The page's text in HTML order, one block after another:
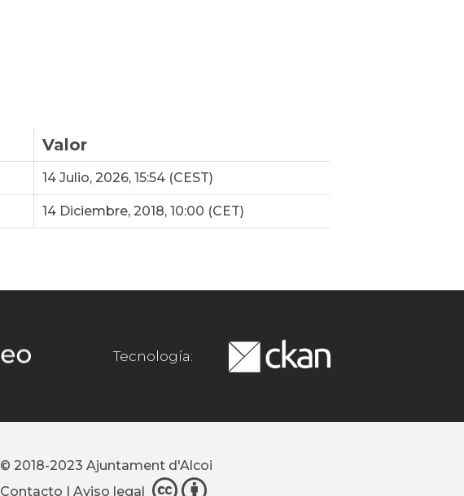
Valor
14 Julio, 2026, 15:54 (CEST)
14 Diciembre, 2018, 10:00 (CET)
Tecnología:
© 2018-2023 Ajuntament d'Alcoi
Contacto |Aviso legal